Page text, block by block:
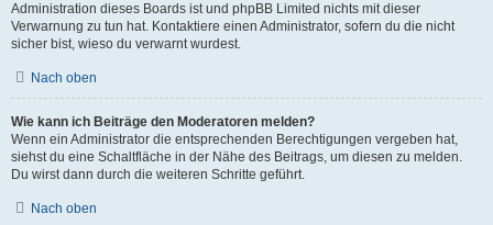
Administration dieses Boards ist und phpBB Limited nichts mit dieser
Verwarnung zu tun hat. Kontaktiere einen Administrator, sofern du die nicht
sicher bist, wieso du verwarnt wurdest.
Nach oben
Wie kann ich Beiträge den Moderatoren melden?
Wenn ein Administrator die entsprechenden Berechtigungen vergeben hat,
siehst du eine Schaltfläche in der Nähe des Beitrags, um diesen zu melden.
Du wirst dann durch die weiteren Schritte geführt.
Nach oben